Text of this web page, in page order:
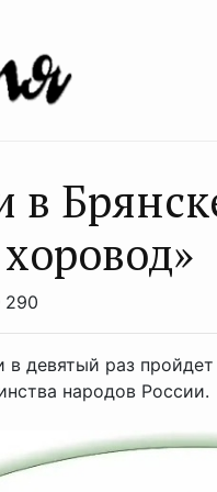
в
290
в девятый раз
народов России.